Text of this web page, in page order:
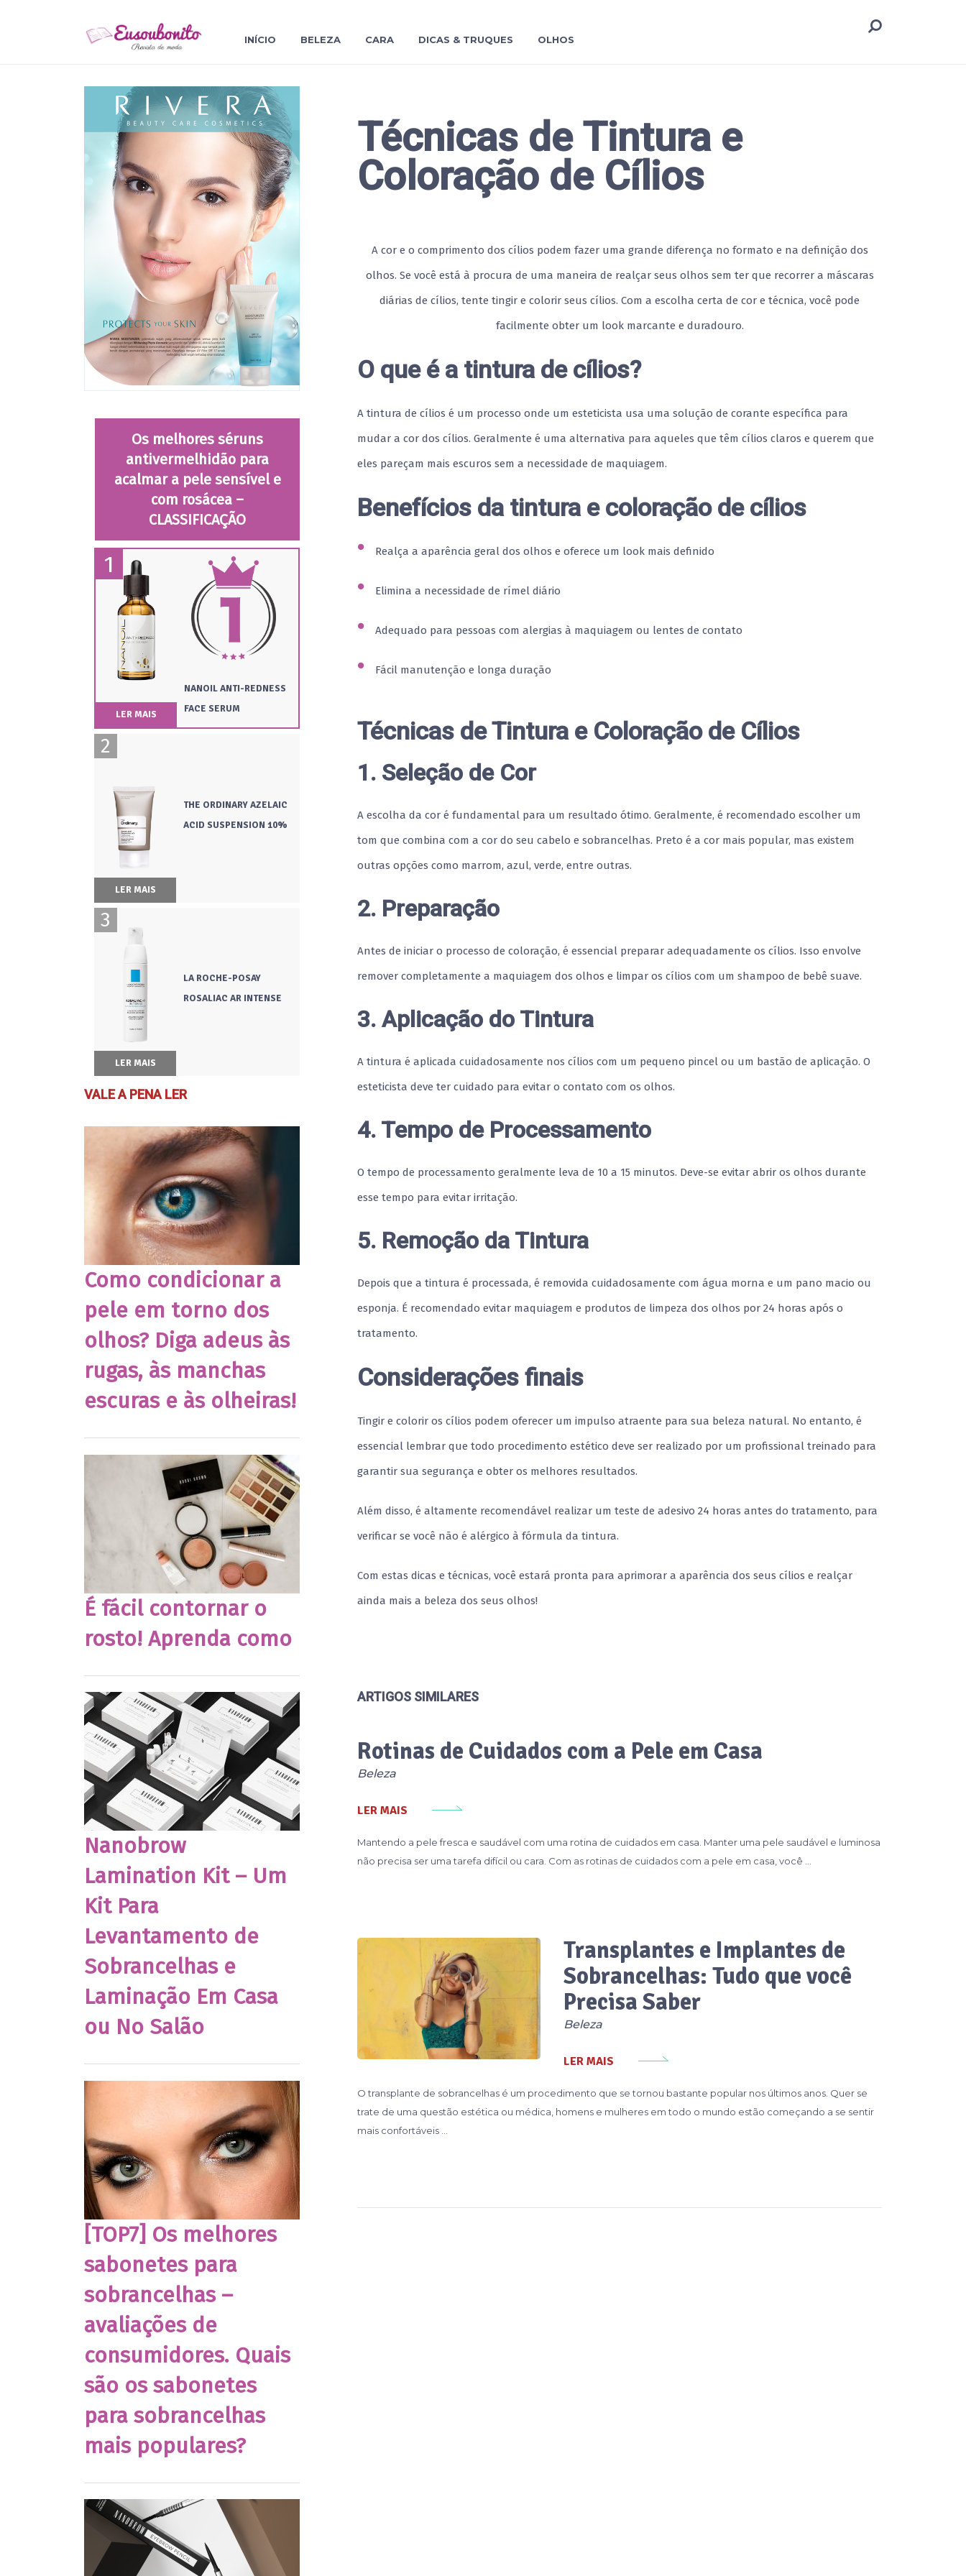
INÍCIO BELEZA CARA DICAS & TRUQUES OLHOS
Técnicas de Tintura e
Coloração de Cílios
A cor e o comprimento dos cílios podem fazer uma grande diferença no formato e na definição dos
olhos. Se você está à procura de uma maneira de realçar seus olhos sem ter que recorrer a máscaras
diárias de cílios, tente tingir e colorir seus cílios. Com a escolha certa de cor e técnica, você pode
facilmente obter um look marcante e duradouro.
O que é a tintura de cílios?
A tintura de cílios é um processo onde um esteticista usa uma solução de corante específica para
mudar a cor dos cílios. Geralmente é uma alternativa para aqueles que têm cílios claros e querem que
eles pareçam mais escuros sem a necessidade de maquiagem.
Benefícios da tintura e coloração de cílios
Realça a aparência geral dos olhos e oferece um look mais definido
Elimina a necessidade de rímel diário
Adequado para pessoas com alergias à maquiagem ou lentes de contato
Fácil manutenção e longa duração
Técnicas de Tintura e Coloração de Cílios
1. Seleção de Cor
A escolha da cor é fundamental para um resultado ótimo. Geralmente, é recomendado escolher um
tom que combina com a cor do seu cabelo e sobrancelhas. Preto é a cor mais popular, mas existem
outras opções como marrom, azul, verde, entre outras.
2. Preparação
Antes de iniciar o processo de coloração, é essencial preparar adequadamente os cílios. Isso envolve
remover completamente a maquiagem dos olhos e limpar os cílios com um shampoo de bebê suave.
3. Aplicação do Tintura
A tintura é aplicada cuidadosamente nos cílios com um pequeno pincel ou um bastão de aplicação. O
esteticista deve ter cuidado para evitar o contato com os olhos.
4. Tempo de Processamento
O tempo de processamento geralmente leva de 10 a 15 minutos. Deve-se evitar abrir os olhos durante
esse tempo para evitar irritação.
5. Remoção da Tintura
Depois que a tintura é processada, é removida cuidadosamente com água morna e um pano macio ou
esponja. É recomendado evitar maquiagem e produtos de limpeza dos olhos por 24 horas após o
tratamento.
Considerações finais
Tingir e colorir os cílios podem oferecer um impulso atraente para sua beleza natural. No entanto, é
essencial lembrar que todo procedimento estético deve ser realizado por um profissional treinado para
garantir sua segurança e obter os melhores resultados.
Além disso, é altamente recomendável realizar um teste de adesivo 24 horas antes do tratamento, para
verificar se você não é alérgico à fórmula da tintura.
Com estas dicas e técnicas, você estará pronta para aprimorar a aparência dos seus cílios e realçar
ainda mais a beleza dos seus olhos!
ARTIGOS SIMILARES
Rotinas de Cuidados com a Pele em Casa
Beleza
LER MAIS
Mantendo a pele fresca e saudável com uma rotina de cuidados em casa. Manter uma pele saudável e luminosa
não precisa ser uma tarefa difícil ou cara. Com as rotinas de cuidados com a pele em casa, você …
Transplantes e Implantes de
Sobrancelhas: Tudo que você
Precisa Saber
Beleza
LER MAIS
O transplante de sobrancelhas é um procedimento que se tornou bastante popular nos últimos anos. Quer se
trate de uma questão estética ou médica, homens e mulheres em todo o mundo estão começando a se sentir
mais confortáveis …
Os melhores séruns
antivermelhidão para
acalmar a pele sensível e
com rosácea –
CLASSIFICAÇÃO
NANOIL ANTI-REDNESS
FACE SERUM
LER MAIS
THE ORDINARY AZELAIC
ACID SUSPENSION 10%
LER MAIS
LA ROCHE-POSAY
ROSALIAC AR INTENSE
LER MAIS
VALE A PENA LER
Como condicionar a
pele em torno dos
olhos? Diga adeus às
rugas, às manchas
escuras e às olheiras!
É fácil contornar o
rosto! Aprenda como
Nanobrow
Lamination Kit – Um
Kit Para
Levantamento de
Sobrancelhas e
Laminação Em Casa
ou No Salão
[TOP7] Os melhores
sabonetes para
sobrancelhas –
avaliações de
consumidores. Quais
são os sabonetes
para sobrancelhas
mais populares?